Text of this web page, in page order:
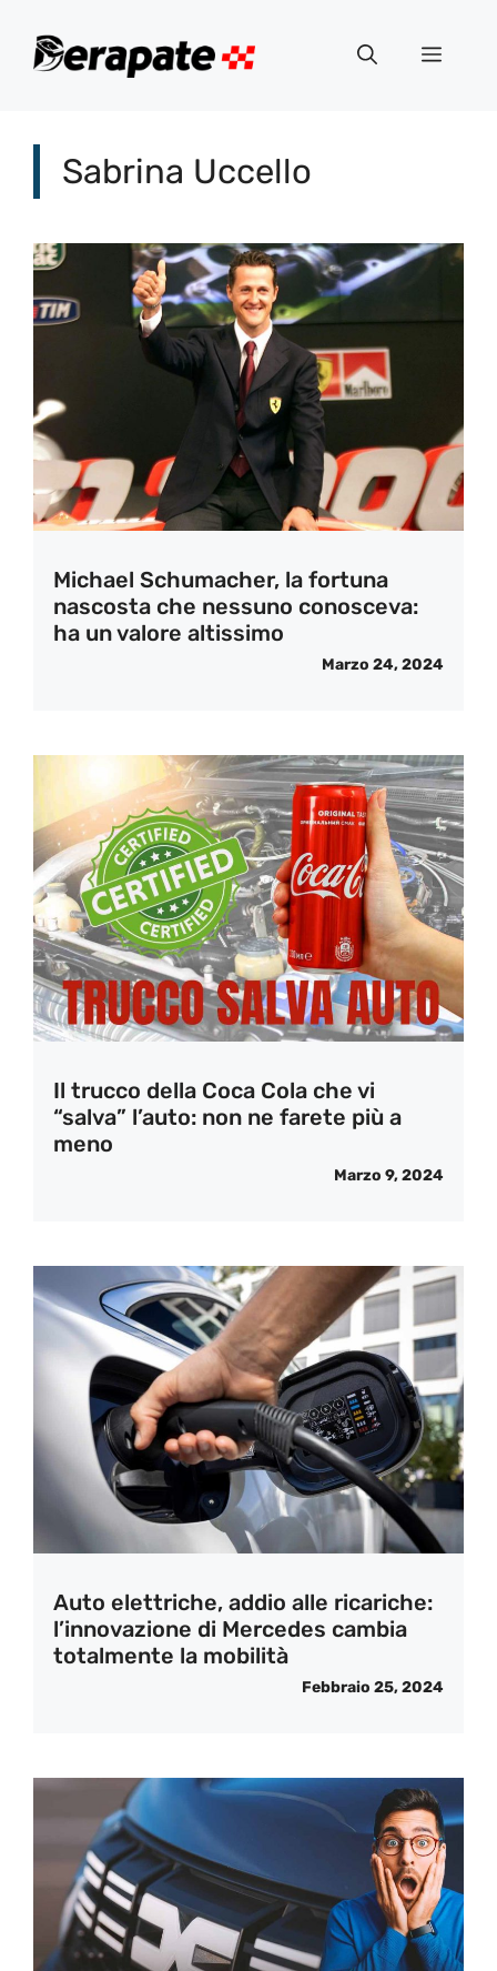
Menu
Sabrina Uccello
Michael Schumacher, la fortuna
nascosta che nessuno conosceva:
ha un valore altissimo
Marzo 24, 2024
Il trucco della Coca Cola che vi
“salva” l’auto: non ne farete più a
meno
Marzo 9, 2024
Auto elettriche, addio alle ricariche:
l’innovazione di Mercedes cambia
totalmente la mobilità
Febbraio 25, 2024